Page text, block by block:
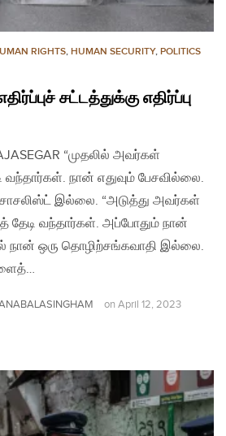
RIGHTS, HUMAN SECURITY, POLITICS
சட்டத்துக்கு எதிர்ப்பு
“முதலில் அவர்கள்
நான் எதுவும் பேசவில்லை.
இல்லை. “அடுத்து அவர்கள்
வந்தார்கள். அப்போதும் நான்
நான் ஒரு தொழிற்சங்கவாதி இல்லை.
on April 12, 2023